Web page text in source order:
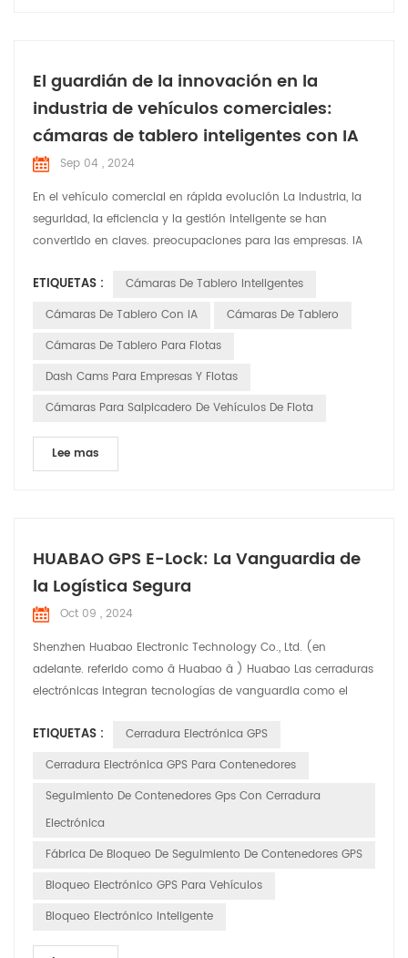
El guardián de la innovación en la
industria de vehículos comerciales:
cámaras de tablero inteligentes con IA
Sep 04 , 2024
En el vehículo comercial en rápida evolución La industria, la
seguridad, la eficiencia y la gestión inteligente se han
convertido en claves. preocupaciones para las empresas. IA
indispensables asistentes en vehículos comerciales,
brindando soluciones integrales para flotas operaciones. Las
ETIQUETAS :
Cámaras De Tablero Inteligentes
Cámaras De Tablero Con IA
Cámaras De Tablero
Cámaras De Tablero Para Flotas
Dash Cams Para Empresas Y Flotas
Cámaras Para Salpicadero De Vehículos De Flota
Lee mas
HUABAO GPS E-Lock: La Vanguardia de
la Logística Segura
Oct 09 , 2024
Shenzhen Huabao Electronic Technology Co., Ltd. (en
adelante. referido como â Huabao â ) Huabao Las cerraduras
electrónicas integran tecnologías de vanguardia como el
que ofrece seguridad integral soluciones para la industria
logística. Productos destacados: 1. Seguimiento y monitoreo
ETIQUETAS :
Cerradura Electrónica GPS
Cerradura Electrónica GPS Para Contenedores
Seguimiento De Contenedores Gps Con Cerradura
Electrónica
Fábrica De Bloqueo De Seguimiento De Contenedores GPS
Bloqueo Electrónico GPS Para Vehículos
Bloqueo Electrónico Inteligente